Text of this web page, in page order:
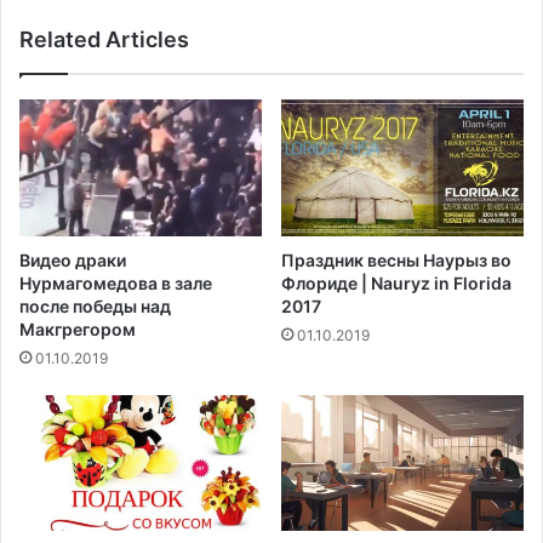
з
Ж
е
и
т
и
н
о
е
д
Related Articles
Видео драки
Нурмагомедова в зале
после победы над
Макгрегором‍
01.10.2019
Праздник весны Наурыз во
Флориде | Nauryz in Florida
2017
01.10.2019